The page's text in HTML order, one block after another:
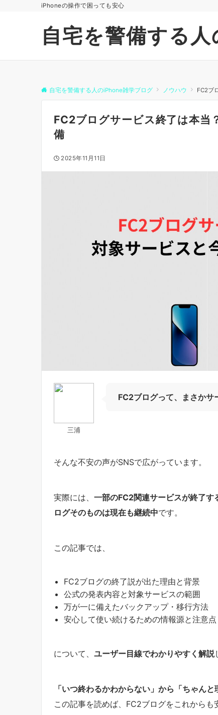
iPhoneの操作で困っても安心
自宅を警備する
自宅を警備する人のiPhone雑学ブログ ノウハウ FC2ブ
FC2ブログサービス終了は本当
備
2025年11月11日
三浦
FC2ブログって、まさかサ
そんな不安の声がSNSで広がっています。
実際には、 一部のFC2関連サービスが終了す
ログそのものは現在も継続中です。
この記事では、
FC2ブログの終了説が出た理由と背景
公式の発表内容と対象サービスの範囲
万が一に備えたバックアップ・移行方法
安心して使い続けるための情報源と注意点
について、 ユーザー目線でわかりやすく解説
「いつ終わるかわからない」から「ちゃんと
この記事を読めば、FC2ブログをこれからも